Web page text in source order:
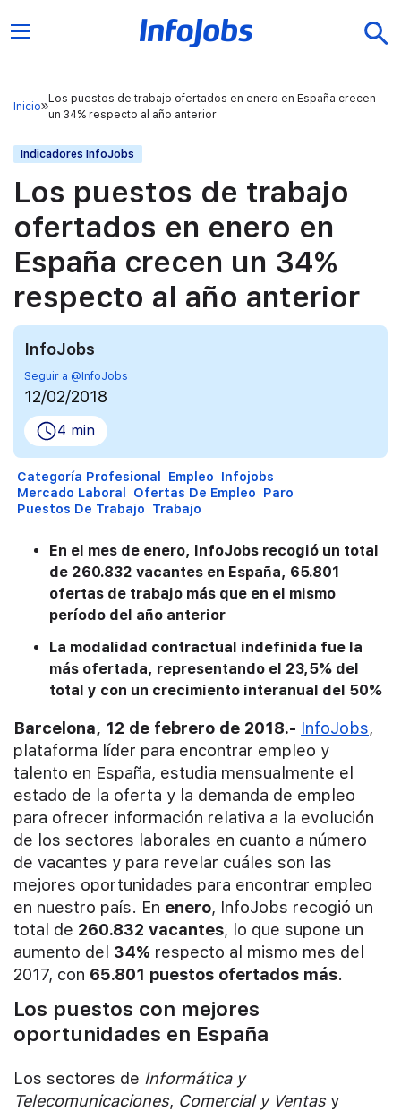
Inicio
Los puestos de trabajo ofertados en enero en España crecen
un 34% respecto al año anterior
Indicadores InfoJobs
Los puestos de trabajo
ofertados en enero en
España crecen un 34%
respecto al año anterior
InfoJobs
Seguir a @InfoJobs
12/02/2018
4 min
Categoría Profesional Empleo Infojobs
Mercado Laboral Ofertas De Empleo Paro
Puestos De Trabajo Trabajo
En el mes de enero, InfoJobs recogió un total
de 260.832 vacantes en España, 65.801
ofertas de trabajo más que en el mismo
período del año anterior
La modalidad contractual indefinida fue la
más ofertada, representando el 23,5% del
total y con un crecimiento interanual del 50%
Barcelona, 12 de febrero de 2018.- InfoJobs,
plataforma líder para encontrar empleo y
talento en España, estudia mensualmente el
estado de la oferta y la demanda de empleo
para ofrecer información relativa a la evolución
de los sectores laborales en cuanto a número
de vacantes y para revelar cuáles son las
mejores oportunidades para encontrar empleo
en nuestro país. En enero, InfoJobs recogió un
total de 260.832 vacantes, lo que supone un
aumento del 34% respecto al mismo mes del
2017, con 65.801 puestos ofertados más.
Los puestos con mejores
oportunidades en España
Los sectores de Informática y
Telecomunicaciones, Comercial y Ventasy